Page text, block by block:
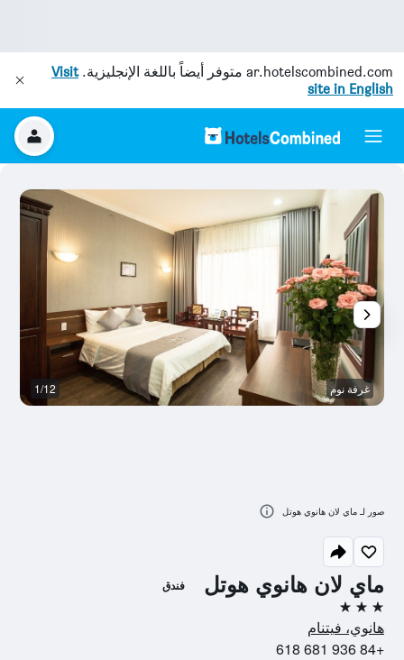
ar.hotelscombined.com متوفر أيضاً باللغة الإنجليزية.Visit
site in English
ماي لان هانوي هوتل فندق
3 نجوم
هانوي، فيتنام
+84 936 681 618
غرفة نوم 1/12
صور لـ ماي لان هانوي هوتل